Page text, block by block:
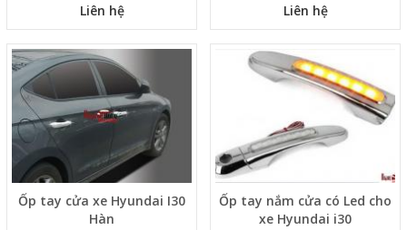
Liên hệ
Liên hệ
Ốp tay cửa xe Hyundai I30
Hàn
Ốp tay nắm cửa có Led cho
xe Hyundai i30